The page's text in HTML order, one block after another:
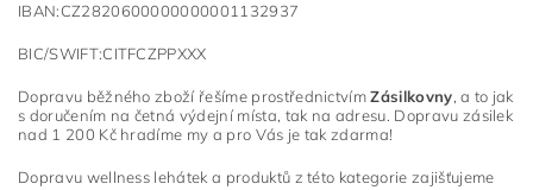
IBAN:CZ2820600000000001132937
BIC/SWIFT:CITFCZPPXXX
Dopravu běžného zboží řešíme prostřednictvímZásilkovny, a to jak
s doručením na četná výdejní místa, tak na adresu. Dopravu zásilek
nad 1 200 Kč hradíme my a pro Vás je tak zdarma!
Dopravu wellness lehátek a produktů z této kategorie zajišťujeme